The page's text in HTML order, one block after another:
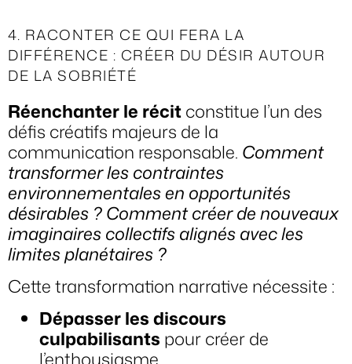
4. RACONTER CE QUI FERA LA
DIFFÉRENCE : CRÉER DU DÉSIR AUTOUR
DE LA SOBRIÉTÉ
Réenchanter le récitconstitue l’un des
défis créatifs majeurs de la
communication responsable. Comment
transformer les contraintes
environnementales en opportunités
désirables ? Comment créer de nouveaux
imaginaires collectifs alignés avec les
limites planétaires ?
Cette transformation narrative nécessite :
Dépasser les discours
culpabilisants pour créer de
l’enthousiasme